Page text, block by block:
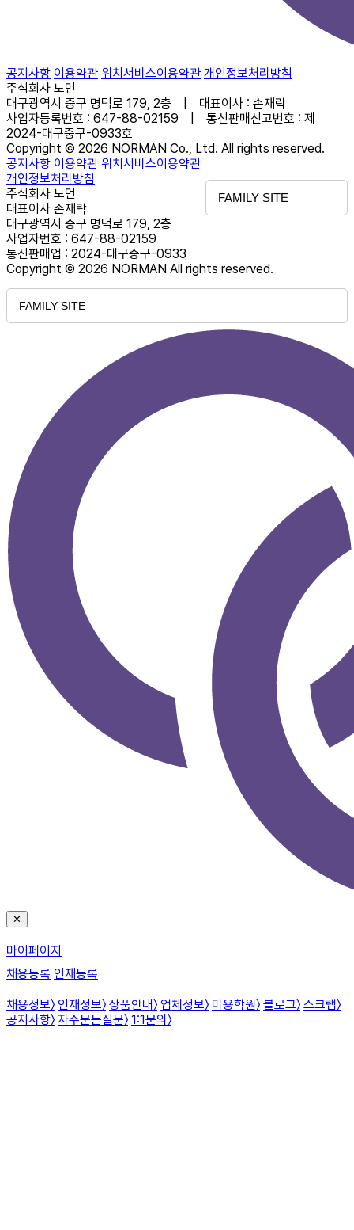
공지사항 이용약관 위치서비스이용약관 개인정보처리방침
주식회사 노먼
대구광역시 중구 명덕로 179, 2층 | 대표이사 : 손재락
사업자등록번호 : 647-88-02159 | 통신판매신고번호 : 제
2024-대구중구-0933호
Copyright © 2026 NORMAN Co., Ltd. All rights reserved.
FAMILY SITE
공지사항 이용약관 위치서비스이용약관
개인정보처리방침
주식회사 노먼
대표이사 손재락
대구광역시 중구 명덕로 179, 2층
사업자번호 : 647-88-02159
통신판매업 : 2024-대구중구-0933
Copyright © 2026 NORMAN All rights reserved.
FAMILY SITE
✕
마이페이지
채용등록 인재등록
채용정보〉 인재정보〉 상품안내 〉 업체정보〉 미용학원〉 블로그〉 스크랩〉
공지사항〉 자주묻는질문〉 1:1문의 〉